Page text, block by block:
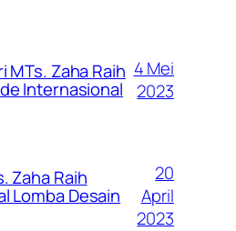
MTs. Zaha Raih
Internasional
4 Mei
2023
Zaha Raih
Lomba Desain
20
April
2023